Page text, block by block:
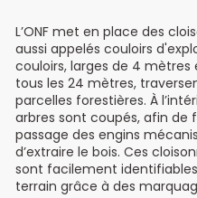
L’ONF met en place des
aussi appelés couloirs
couloirs, larges de 4 mètres
tous les 24 mètres,
parcelles forestières. À
arbres sont coupés, afin de
passage des engins
d’extraire le bois. Ces
sont facilement
terrain grâce à des